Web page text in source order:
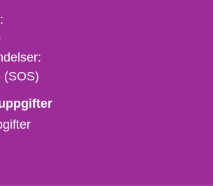
(SOS)